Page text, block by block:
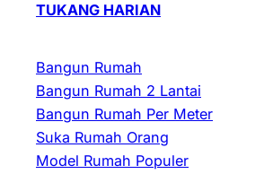
TUKANG HARIAN
Bangun Rumah
Bangun Rumah 2 Lantai
Bangun Rumah Per Meter
Suka Rumah Orang
Model Rumah Populer